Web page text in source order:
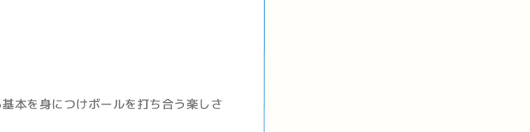
本を身につけボールを打ち合う楽しさ